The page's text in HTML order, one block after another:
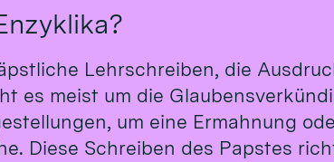
Lehrschreiben, die
es meist um die
um eine Ermahnung
Diese Schreiben des Papstes